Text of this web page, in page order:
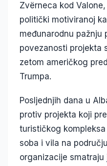
Zvërneca kod
politički motiviranoj
međunarodnu pažnju
povezanosti projekta
zetom američkog
Trumpa.
Posljednjih dana u
protiv projekta koji
turističkog
soba i vila na
organizacije